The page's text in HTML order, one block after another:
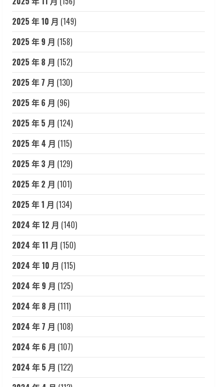
2025 年 10 月 (149)
2025 年 9 月 (158)
2025 年 8 月 (152)
2025 年 7 月 (130)
2025 年 6 月 (96)
2025 年 5 月 (124)
2025 年 4 月 (115)
2025 年 3 月 (129)
2025 年 2 月 (101)
2025 年 1 月 (134)
2024 年 12 月 (140)
2024 年 11 月 (150)
2024 年 10 月 (115)
2024 年 9 月 (125)
2024 年 8 月 (111)
2024 年 7 月 (108)
2024 年 6 月 (107)
2024 年 5 月 (122)